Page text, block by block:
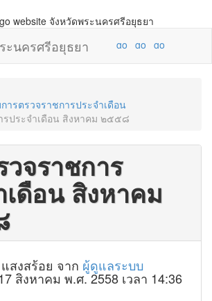
ะนครศรีอยุธยา
ารตรวจราชการประจำเดือน
รประจำเดือน สิงหาคม ๒๕๕๘
วจราชการ
เดือน สิงหาคม
สงสร้อย จาก ผู้ดูแลระบบ
สิงหาคม พ.ศ. 2558 เวลา 14:36